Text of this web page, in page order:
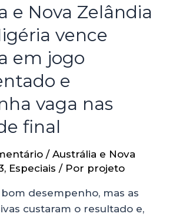
e Nova Zelândia
vence
em jogo
e
vaga nas
final
/ Austrália e Nova
, Especiais / Por projeto
desempenho, mas as
custaram o resultado e,